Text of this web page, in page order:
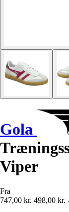
Gola
Viper
Fra
747,00 kr. 498,00 kr.